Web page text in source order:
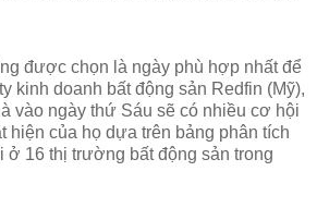
được chọn là ngày phù hợp nhất để
kinh doanh bất động sản Redfin (Mỹ),
vào ngày thứ Sáu sẽ có nhiều cơ hội
hiện của họ dựa trên bảng phân tích
16 thị trường bất động sản trong